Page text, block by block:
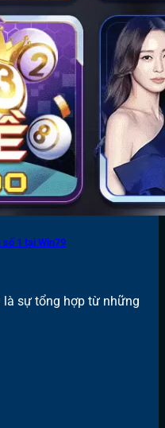
1 tại Win79
là sự tổng hợp từ những